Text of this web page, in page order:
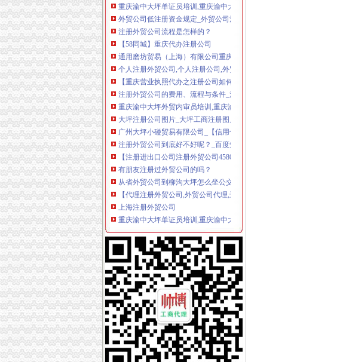
外贸公司低注册资金规定_外贸公司注册-港丰投资顾问有限公司
注册外贸公司流程是怎样的？
【58同城】重庆代办注册公司
通用磨坊贸易（上海）有限公司重庆大坪店_【信用信息_诉讼信息_财
个人注册外贸公司,个人注册公司,外贸公司注册_志趣网
【重庆营业执照代办之注册公司如何选择注册资金的大小？】-巴南巴
注册外贸公司的费用、流程与条件_注册企业_新浪博客
重庆渝中大坪外贸内审员培训,重庆渝中大坪ISO9001内审员培训,重
大坪注册公司图片_大坪工商注册图片-泉州易登网
广州大坪小碰贸易有限公司_【信用信息_诉讼信息_财务信息_注册信息
注册外贸公司到底好不好呢？_百度知道
【注册进出口公司注册外贸公司4580办理公司全套证照！】价格_厂
有朋友注册过外贸公司的吗？
从省外贸公司到柳沟大坪怎么坐公交车,快需要多久？-公交查询
【代理注册外贸公司,外贸公司代理,进出口贸易代理注册】价格
上海注册外贸公司
重庆渝中大坪单证员培训,重庆渝中大坪外贸单证员培训,重庆渝中大
专业代理注册公司为您解释外贸公司注册资本需要多少？-站长交流-
重庆渝中食品饮料公司-顺企网重庆渝中黄页
重庆优力童外贸童装配送中心|重庆优力童外贸童装配送中心网站
重庆文胸公司-顺企网重庆黄页
重庆中基公司（外贸业务）-城市吧街景地图
注册外贸公司的流程,注册外贸公司的条件？
上海外贸公司注册费用与注册流程-法律快车公司法
增城公注册司营业执照,增城服装销售公司注册,贸易公-广州58同城
工资待遇,大坪院洪业祥等（2014年11月13日第6页）职业圈
【萝岗周边工商注册|萝岗周边公司注册|萝岗周边注册公司】-广州58同
注册香港公司与注册外贸公司有何不同_志趣网
电子外贸业务跟单_凯昶德电子科技招聘信息_智通人才网